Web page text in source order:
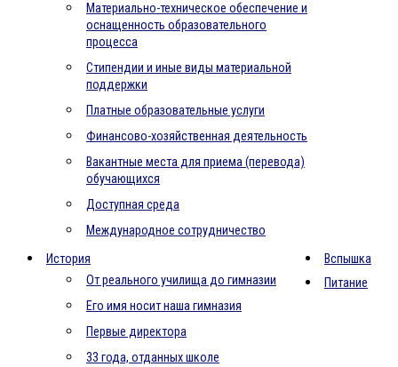
Материально-техническое обеспечение и
оснащенность образовательного
процесса
Стипендии и иные виды материальной
поддержки
Платные образовательные услуги
Финансово-хозяйственная деятельность
Вакантные места для приема (перевода)
обучающихся
Доступная среда
Международное сотрудничество
История
От реального училища до гимназии
Его имя носит наша гимназия
Первые директора
33 года, отданных школе
Вспышка
Питание